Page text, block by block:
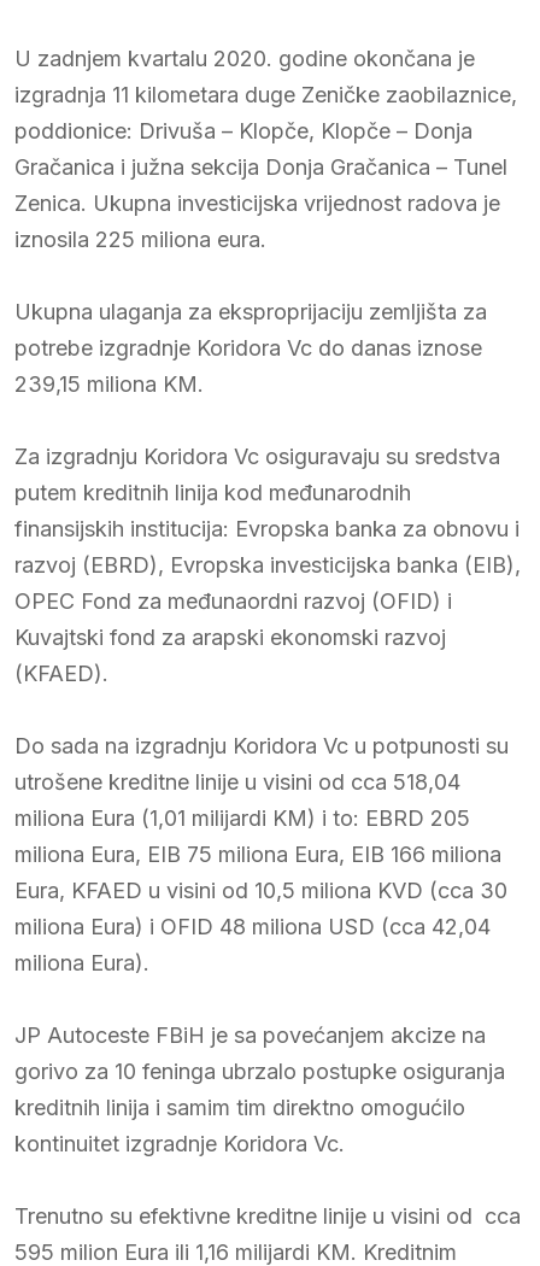
U zadnjem kvartalu 2020. godine okončana je
izgradnja 11 kilometara duge Zeničke zaobilaznice,
poddionice: Drivuša – Klopče, Klopče – Donja
Gračanica i južna sekcija Donja Gračanica – Tunel
Zenica. Ukupna investicijska vrijednost radova je
iznosila 225 miliona eura.
Ukupna ulaganja za eksproprijaciju zemljišta za
potrebe izgradnje Koridora Vc do danas iznose
239,15 miliona KM.
Za izgradnju Koridora Vc osiguravaju su sredstva
putem kreditnih linija kod međunarodnih
finansijskih institucija: Evropska banka za obnovu i
razvoj (EBRD), Evropska investicijska banka (EIB),
OPEC Fond za međunaordni razvoj (OFID) i
Kuvajtski fond za arapski ekonomski razvoj
(KFAED).
Do sada na izgradnju Koridora Vc u potpunosti su
utrošene kreditne linije u visini od cca 518,04
miliona Eura (1,01 milijardi KM) i to: EBRD 205
miliona Eura, EIB 75 miliona Eura, EIB 166 miliona
Eura, KFAED u visini od 10,5 miliona KVD (cca 30
miliona Eura) i OFID 48 miliona USD (cca 42,04
miliona Eura).
JP Autoceste FBiH je sa povećanjem akcize na
gorivo za 10 feninga ubrzalo postupke osiguranja
kreditnih linija i samim tim direktno omogućilo
kontinuitet izgradnje Koridora Vc.
Trenutno su efektivne kreditne linije u visini od cca
595 milion Eura ili 1,16 milijardi KM. Kreditnim